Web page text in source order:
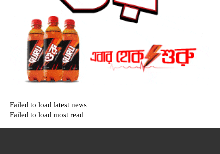
Failed to load latest news
Failed to load most read